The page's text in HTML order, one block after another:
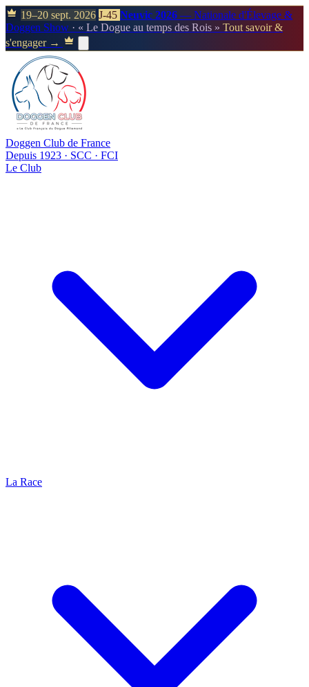
19–20 sept. 2026 J-45 Neuvic 2026 — Nationale d'Élevage &
Doggen Show · « Le Dogue au temps des Rois » Tout savoir &
s'engager →
Doggen Club de France
Depuis 1923 · SCC · FCI
Le Club
La Race